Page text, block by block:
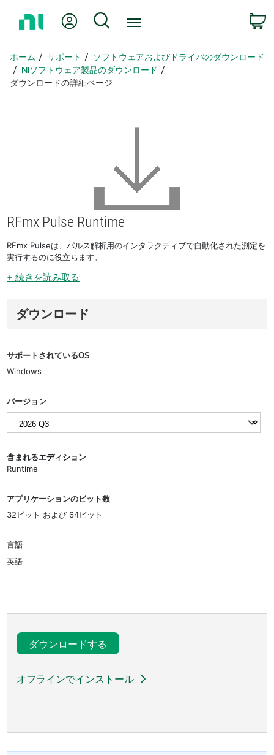
ペ
ー
ジ
Myアカウント
検索
ホーム サポート
ソフトウェアおよびドライバのダウンロード
NIソフトウェア製品のダウンロード
ダウンロードの詳細ページ
RFmx Pulse Runtime
RFmx Pulseは、パルス解析用のインタラクティブで自動化された測定を
実行するのに役立ちます。
+ 続きを読み取る
ダウンロード
サポートされているOS
Windows
バージョン
含まれるエディション
Runtime
アプリケーションのビット数
32ビット および 64ビット
言語
英語
ダウンロードする
オフラインでインストール